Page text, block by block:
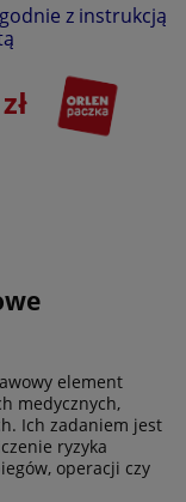
z instrukcją
element
medycznych,
Ich zadaniem jest
ryzyka
operacji czy